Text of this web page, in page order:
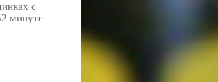
с
минуте